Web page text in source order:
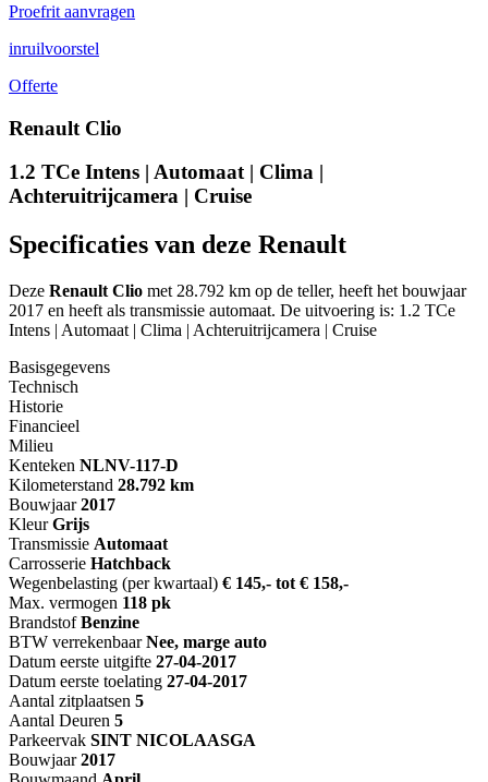
Proefrit aanvragen
inruilvoorstel
Offerte
Renault Clio
1.2 TCe Intens | Automaat | Clima |
Achteruitrijcamera | Cruise
Specificaties van deze Renault
Deze Renault Clio met 28.792 km op de teller, heeft het bouwjaar
2017 en heeft als transmissie automaat. De uitvoering is: 1.2 TCe
Intens | Automaat | Clima | Achteruitrijcamera | Cruise
Basisgegevens
Technisch
Historie
Financieel
Milieu
Kenteken NLNV-117-D
Kilometerstand 28.792 km
Bouwjaar 2017
Kleur Grijs
Transmissie Automaat
Carrosserie Hatchback
Wegenbelasting (per kwartaal) € 145,- tot € 158,-
Max. vermogen 118 pk
Brandstof Benzine
BTW verrekenbaar Nee, marge auto
Datum eerste uitgifte 27-04-2017
Datum eerste toelating 27-04-2017
Aantal zitplaatsen 5
Aantal Deuren 5
Parkeervak SINT NICOLAASGA
Bouwjaar 2017